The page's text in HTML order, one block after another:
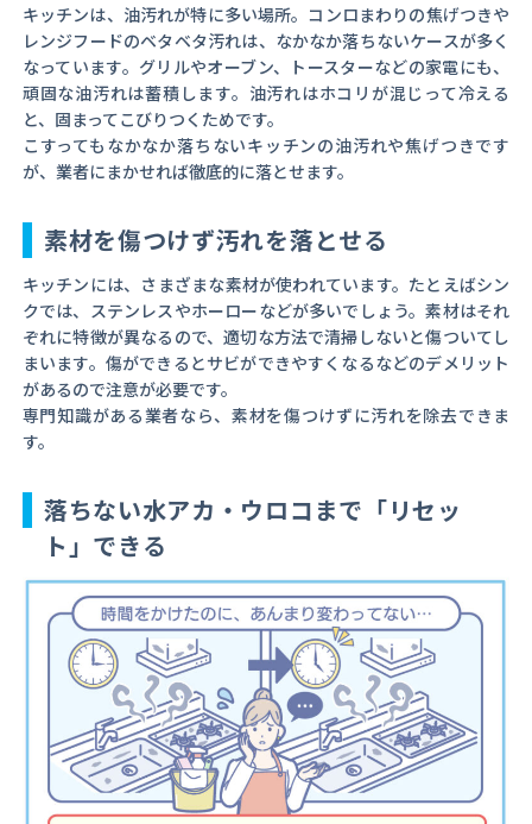
キッチンは、油汚れが特に多い場所。コンロまわりの焦げつきや
レンジフードのベタベタ汚れは、なかなか落ちないケースが多く
なっています。グリルやオーブン、トースターなどの家電にも、
頑固な油汚れは蓄積します。油汚れはホコリが混じって冷える
と、固まってこびりつくためです。
こすってもなかなか落ちないキッチンの油汚れや焦げつきです
が、業者にまかせれば徹底的に落とせます。
素材を傷つけず汚れを落とせる
キッチンには、さまざまな素材が使われています。たとえばシン
クでは、ステンレスやホーローなどが多いでしょう。素材はそれ
ぞれに特徴が異なるので、適切な方法で清掃しないと傷ついてし
まいます。傷ができるとサビができやすくなるなどのデメリット
があるので注意が必要です。
専門知識がある業者なら、素材を傷つけずに汚れを除去できま
す。
落ちない水アカ・ウロコまで「リセッ
ト」できる